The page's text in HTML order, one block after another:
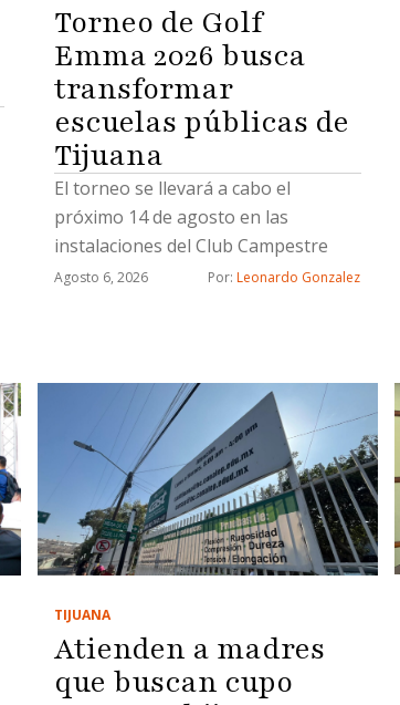
Torneo de Golf
Emma 2026 busca
transformar
escuelas públicas de
Tijuana
El torneo se llevará a cabo el
próximo 14 de agosto en las
instalaciones del Club Campestre
Agosto 6, 2026 Por: Leonardo Gonzalez
TIJUANA
Atienden a madres
que buscan cupo